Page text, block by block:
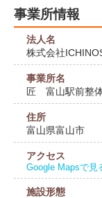
事業所情報
法人名
株式会社
事業所名
匠 富山駅前整
住所
富山県富山市
アクセス
Google Mapsで見
施設形態